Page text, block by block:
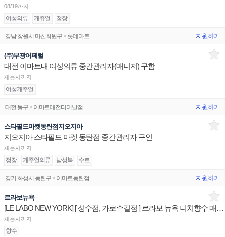
08/19까지
여성의류 캐쥬얼 정장
경남 창원시 마산회원구 > 롯데마트 지원하기
(주)부광어페럴
대전 이마트내 여성의류 중간관리자(매니져) 구함
채용시까지
여성캐주얼
대전 동구 > 이마트대전터미날점 지원하기
스타필드마켓동탄점지오지아
지오지아 스타필드 마켓 동탄점 중간관리자 구인
채용시까지
정장 캐주얼의류 남성복 수트
경기 화성시 동탄구 > 이마트동탄점 지원하기
르라보뉴욕
[LE LABO NEW YORK] [ 성수점, 가로수길점 ] 르라보 뉴욕 니치향수 매장 제품안내 판매전문직원
채용시까지
향수